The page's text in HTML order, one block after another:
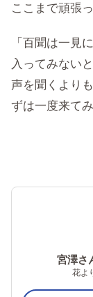
ここまで頑張
「百聞は一見
入ってみない
声を聞くより
ずは一度来て
宮澤さ
花よ